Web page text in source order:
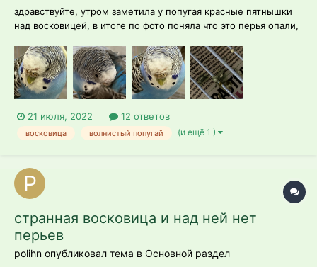
здравствуйте, утром заметила у попугая красные пятнышки
над восковицей, в итоге по фото поняла что это перья опали,
(примерно) пол: самка в последнее время стала очень тихой,
возможно ей скучно. сделала ей новую игрушку, пока не
игр...
21 июля, 2022 12 ответов
восковица волнистый попугай (и ещё 1 )
странная восковица и над ней нет
перьев
polihn опубликовал тема в Основной раздел